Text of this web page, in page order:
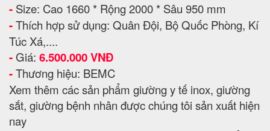
- Size: Cao 1660 * Rộng 2000 * Sâu 950 mm
-Thích hợp sử dụng: Quân Đội, Bộ Quốc Phòng, Kí
Túc Xá,....
- Giá: 6.500.000 VNĐ
-Thương hiệu: BEMC
Xem thêm các sản phẩm giường y tế inox, giường
sắt, giường bệnh nhân được chúng tôi sản xuất hiện
nay